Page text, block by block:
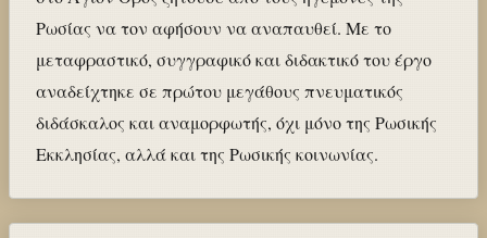
Ρωσίας να τον αφήσουν να αναπαυθεί. Με το
μεταφραστικό, συγγραφικό και διδακτικό του έργο
αναδείχτηκε σε πρώτου μεγάθους πνευματικός
διδάσκαλος και αναμορφωτής, όχι μόνο της Ρωσικής
Εκκλησίας, αλλά και της Ρωσικής κοινωνίας.